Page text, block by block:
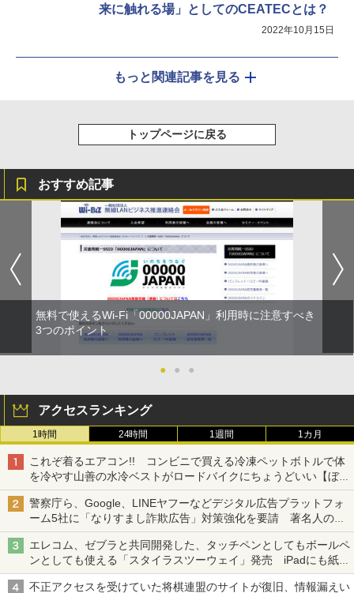
来に触れる場」としてのCEATECとは？
2022年10月15日
もっと関連記事を見る
トップページに戻る
おすすめ記事
無料で使えるWi-Fi「00000JAPAN」利用時に注意すべき
3つのポイント
● ● ●
アクセスランキング
1時間 24時間 1週間 1カ月
これぞ着るエアコン!! コンビニで買える冷凍ペットボトルで体
を冷やす山善の水冷ベストがロードバイクにちょうどいい【ぼっ
ち・ざ・ろーど！その14】【空いた時間でなにしてる？】
警察庁ら、Google、LINEヤフーなどデジタル広告プラットフォ
ーム5社に「なりすまし詐欺広告」対策強化を要請 著名人の写
真や映像を使った投資詐欺などへの対策として
エレコム、ゼブラと共同開発した、タッチペンとしてもボールペ
ンとしても使える「スタイラスツーウェイ」発売 iPadにも紙に
も、持ち替えずに書き込める
不正アクセスを受けていた将棋連盟のサイトが復旧、情報漏えい